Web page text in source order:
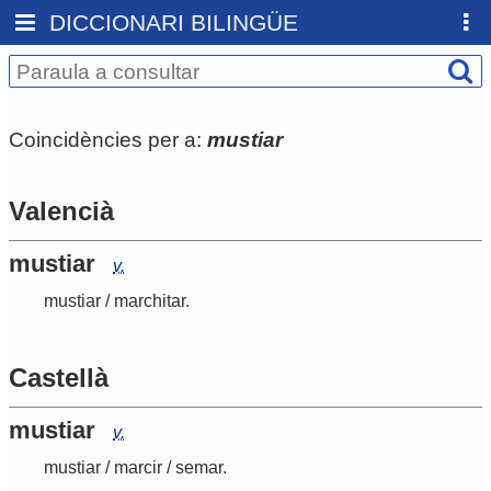
DICCIONARI BILINGÜE
Coincidències per a: mustiar
Valencià
mustiar
v.
mustiar / marchitar.
Castellà
mustiar
v.
mustiar / marcir /semar.